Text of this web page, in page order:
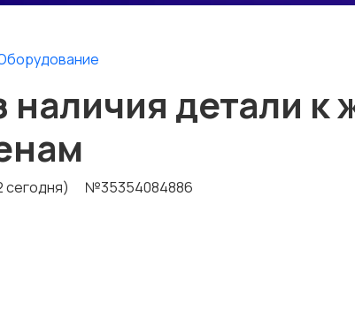
детали к
сегодня) №35354084886